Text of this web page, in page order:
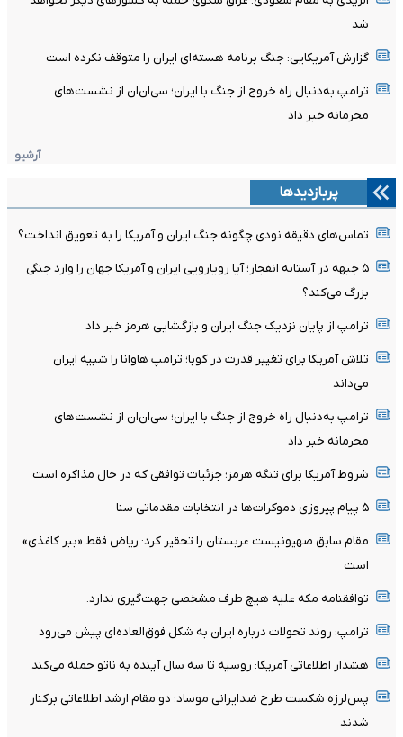
شد
گزارش آمریکایی: جنگ برنامه هسته‌ای ایران را متوقف نکرده است
ترامپ به‌دنبال راه خروج از جنگ با ایران؛ سی‌ان‌ان از نشست‌های
محرمانه خبر داد
آرشیو
پربازدیدها
تماس‌های دقیقه نودی چگونه جنگ ایران و آمریکا را به تعویق انداخت؟
۵ جبهه در آستانه انفجار؛ آیا رویارویی ایران و آمریکا جهان را وارد جنگی
بزرگ می‌کند؟
ترامپ از پایان نزدیک جنگ ایران و بازگشایی هرمز خبر داد
تلاش آمریکا برای تغییر قدرت در کوبا؛ ترامپ هاوانا را شبیه ایران
می‌داند
ترامپ به‌دنبال راه خروج از جنگ با ایران؛ سی‌ان‌ان از نشست‌های
محرمانه خبر داد
شروط آمریکا برای تنگه هرمز؛ جزئیات توافقی که در حال مذاکره است
۵ پیام پیروزی دموکرات‌ها در انتخابات مقدماتی سنا
مقام سابق صهیونیست عربستان را تحقیر کرد: ریاض فقط «ببر کاغذی»
است
توافقنامه مکه علیه هیچ طرف مشخصی جهت‌گیری ندارد.
ترامپ: روند تحولات درباره ایران به شکل فوق‌العاده‌ای پیش می‌رود
هشدار اطلاعاتی آمریکا: روسیه تا سه سال آینده به ناتو حمله می‌کند
پس‌لرزه شکست طرح ضدایرانی موساد؛ دو مقام ارشد اطلاعاتی برکنار
شدند